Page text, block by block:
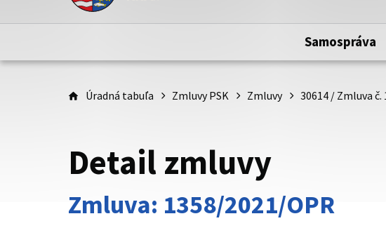
Toto je oficiálna webová stránka Prešovského
Samospráva
Úradná tabuľa Zmluvy PSK Zmluvy 30614 / Zmluva
Detail zmluvy
Zmluva: 1358/2021/OPR